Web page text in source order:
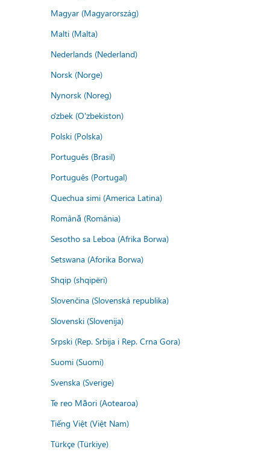
Magyar (Magyarország)
Malti (Malta)
Nederlands (Nederland)
Norsk (Norge)
Nynorsk (Noreg)
o'zbek (O'zbekiston)
Polski (Polska)
Português (Brasil)
Português (Portugal)
Quechua simi (America Latina)
Română (România)
Sesotho sa Leboa (Afrika Borwa)
Setswana (Aforika Borwa)
Shqip (shqipëri)
Slovenčina (Slovenská republika)
Slovenski (Slovenija)
Srpski (Rep. Srbija i Rep. Crna Gora)
Suomi (Suomi)
Svenska (Sverige)
Te reo Māori (Aotearoa)
Tiếng Việt (Việt Nam)
Türkçe (Türkiye)